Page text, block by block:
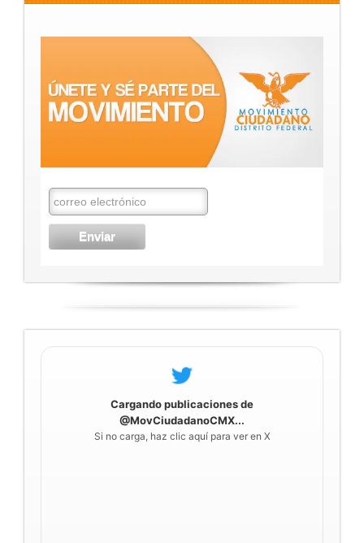
Cargando publicaciones de
@MovCiudadanoCMX...
Si no carga, haz clic aquí para ver en X